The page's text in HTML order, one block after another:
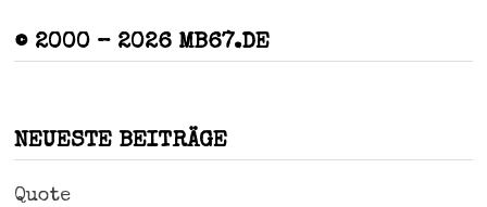
© 2000 – 2026 MB67.DE
NEUESTE BEITRÄGE
Quote